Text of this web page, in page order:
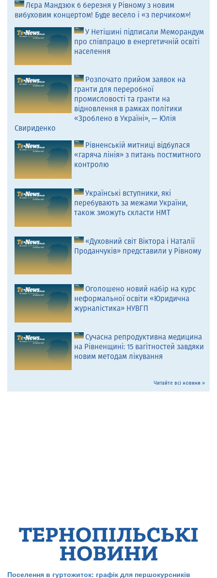
Лєра Мандзюк 6 березня у Рівному з новим
вибуховим концертом! Буде весело і «з перчиком»!
У Нетішині підписали Меморандум
про співпрацю в енергетичній освіті
населення
Розпочато прийом заявок на
гранти для переробної
промисловості та гранти на
відновлення в рамках політики
«Зроблено в Україні», — Юлія
Свириденко
Рівненській митниці відбулася
«гаряча лінія» з питань постмитного
контролю
Українські вступники, які
перебувають за межами України,
також зможуть скласти НМТ
«Духовний світ Віктора і Наталії
Проданчуків» представили у Рівному
Оголошено новий набір на курс
неформальної освіти «Юридична
журналістика» НУВГП
Сучасна репродуктивна медицина
на Рівненщині: 15 вагітностей завдяки
новим методам лікування
Читайте всі новини »